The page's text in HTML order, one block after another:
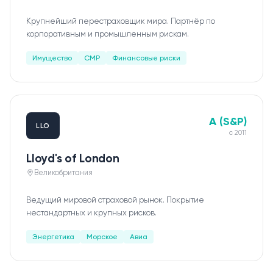
Крупнейший перестраховщик мира. Партнёр по
корпоративным и промышленным рискам.
Имущество СМР Финансовые риски
LLO A (S&P)
с 2011
Lloyd's of London
Великобритания
Ведущий мировой страховой рынок. Покрытие
нестандартных и крупных рисков.
Энергетика Морское Авиа